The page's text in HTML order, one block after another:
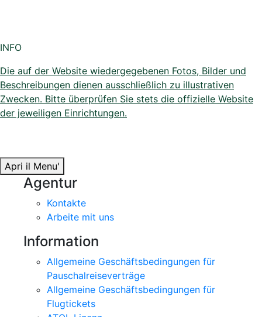
INFO
Die auf der Website wiedergegebenen Fotos, Bilder und
Beschreibungen dienen ausschließlich zu illustrativen
Zwecken. Bitte überprüfen Sie stets die offizielle Website
der jeweiligen Einrichtungen.
Apri il Menu'
Agentur
Kontakte
Arbeite mit uns
Information
Allgemeine Geschäftsbedingungen für
Pauschalreiseverträge
Allgemeine Geschäftsbedingungen für
Flugtickets